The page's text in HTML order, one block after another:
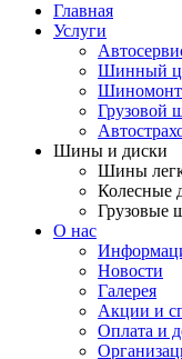
Главная
Услуги
Шинный
Грузовой
Шины и диски
Шины
Колесные
Грузовые
О нас
Новости
Галерея
Акции и
Оплата и